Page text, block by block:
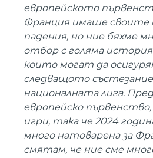
европейското
Франция имаше своите
падения, но ние бяхме
отбор с голяма история
които могат да
следващото
националната лига.
европейско
игри, така че 2024
много натоварена за
смятам, че ние сме